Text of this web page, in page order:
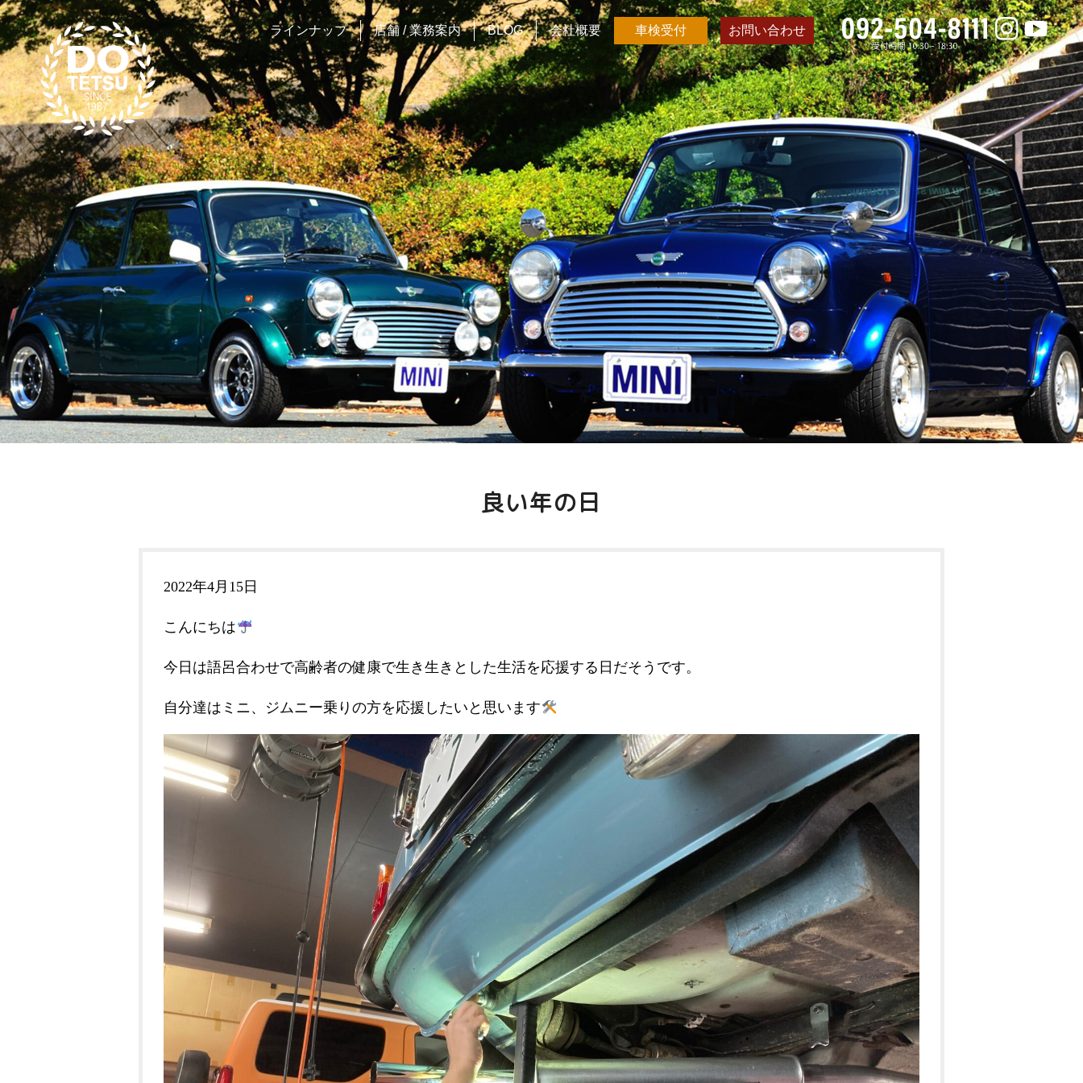
ラインナップ 店舗 / 業務案内 BLOG 会社概要 車検受付 お問い合わせ
良い年の日
2022年4月15日
こんにちは
今日は語呂合わせで高齢者の健康で生き生きとした生活を応援する日だそうです。
自分達はミニ、ジムニー乗りの方を応援したいと思います